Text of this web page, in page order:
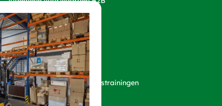
Klachtenprocedure
VOLG ONZE SOCIALS!
Copyright 2026 ATO Bedrijfstrainingen
Privacy verklaring